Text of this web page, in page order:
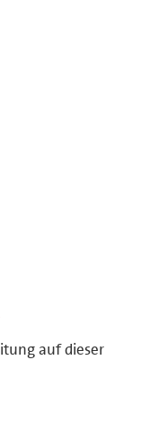
auf dieser